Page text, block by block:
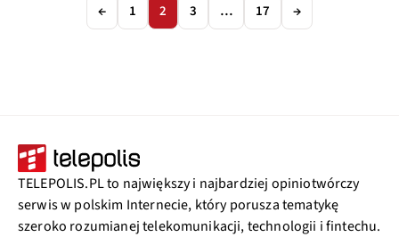
← 1 2 3 … 17 →
TELEPOLIS.PL to największy i najbardziej opiniotwórczy
serwis w polskim Internecie, który porusza tematykę
szeroko rozumianej telekomunikacji, technologii i fintechu.